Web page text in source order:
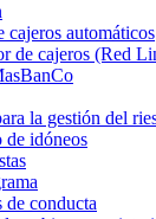
cajeros automáticos
de cajeros (Red
la gestión del
de idóneos
de conducta